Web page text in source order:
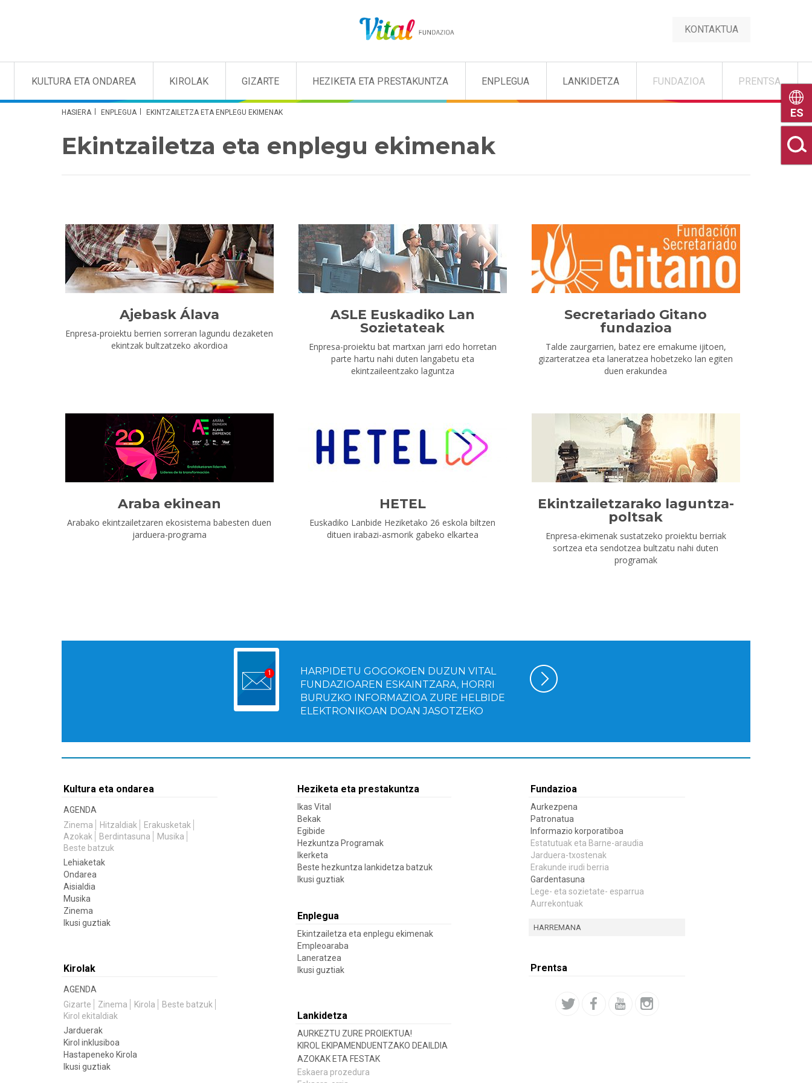
KONTAKTUA
KULTURA ETA ONDAREA KIROLAK GIZARTE HEZIKETA ETA PRESTAKUNTZA ENPLEGUA LANKIDETZA FUNDAZIOA PRENTSA
HASIERA ENPLEGUA EKINTZAILETZA ETA ENPLEGU EKIMENAK
Ekintzailetza eta enplegu ekimenak
Ajebask Álava
Enpresa-proiektu berrien sorreran lagundu dezaketen
ekintzak bultzatzeko akordioa
ASLE Euskadiko Lan
Sozietateak
Enpresa-proiektu bat martxan jarri edo horretan
parte hartu nahi duten langabetu eta
ekintzaileentzako laguntza
Secretariado Gitano
fundazioa
Talde zaurgarrien, batez ere emakume ijitoen,
gizarteratzea eta laneratzea hobetzeko lan egiten
duen erakundea
Araba ekinean
Arabako ekintzailetzaren ekosistema babesten duen
jarduera-programa
HETEL
Euskadiko Lanbide Heziketako 26 eskola biltzen
dituen irabazi-asmorik gabeko elkartea
Ekintzailetzarako laguntza-
poltsak
Enpresa-ekimenak sustatzeko proiektu berriak
sortzea eta sendotzea bultzatu nahi duten
programak
HARPIDETU GOGOKOEN DUZUN VITAL
FUNDAZIOAREN ESKAINTZARA, HORRI
BURUZKO INFORMAZIOA ZURE HELBIDE
ELEKTRONIKOAN DOAN JASOTZEKO
Kultura eta ondarea
AGENDA
Zinema
Hitzaldiak
Erakusketak
Azokak
Berdintasuna
Musika
Beste batzuk
Lehiaketak
Ondarea
Aisialdia
Musika
Zinema
Ikusi guztiak
Kirolak
AGENDA
Gizarte
Zinema Kirola
Beste batzuk
Kirol ekitaldiak
Jarduerak
Kirol inklusiboa
Hastapeneko Kirola
Ikusi guztiak
Heziketa eta prestakuntza
Ikas Vital
Bekak
Egibide
Hezkuntza Programak
Ikerketa
Beste hezkuntza lankidetza batzuk
Ikusi guztiak
Enplegua
Ekintzailetza eta enplegu ekimenak
Empleoaraba
Laneratzea
Ikusi guztiak
Lankidetza
AURKEZTU ZURE PROIEKTUA!
KIROL EKIPAMENDUENTZAKO DEAILDIA
AZOKAK ETA FESTAK
Eskaera prozedura
Fundazioa
Aurkezpena
Patronatua
Informazio korporatiboa
Estatutuak eta Barne-araudia
Jarduera-txostenak
Erakunde irudi berria
Gardentasuna
Lege- eta sozietate- esparrua
Aurrekontuak
HARREMANA
Prentsa